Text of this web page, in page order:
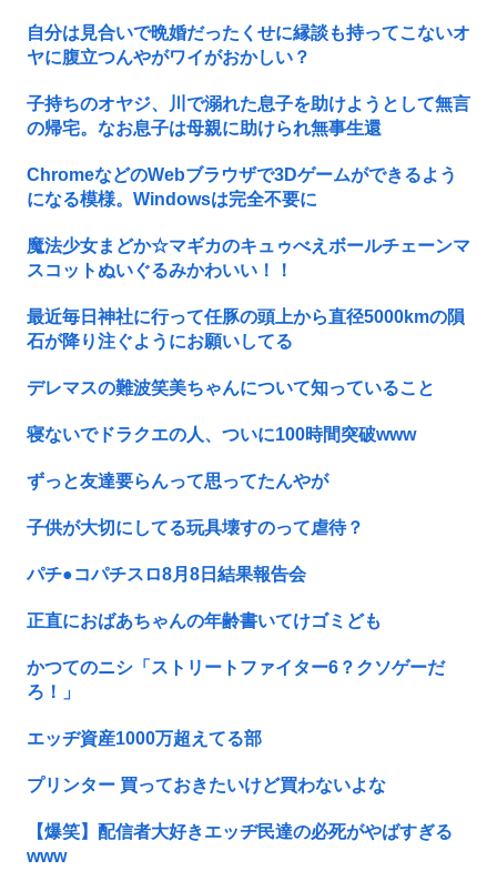
自分は見合いで晩婚だったくせに縁談も持ってこないオ
ヤに腹立つんやがワイがおかしい？
子持ちのオヤジ、川で溺れた息子を助けようとして無言
の帰宅。なお息子は母親に助けられ無事生還
ChromeなどのWebブラウザで3Dゲームができるよう
になる模様。Windowsは完全不要に
魔法少女まどか☆マギカのキュゥべえボールチェーンマ
スコットぬいぐるみかわいい！！
最近毎日神社に行って任豚の頭上から直径5000kmの隕
石が降り注ぐようにお願いしてる
デレマスの難波笑美ちゃんについて知っていること
寝ないでドラクエの人、ついに100時間突破www
ずっと友達要らんって思ってたんやが
子供が大切にしてる玩具壊すのって虐待？
パチ●コパチスロ8月8日結果報告会
正直におばあちゃんの年齢書いてけゴミども
かつてのニシ「ストリートファイター6？クソゲーだ
ろ！」
エッヂ資産1000万超えてる部
プリンター 買っておきたいけど買わないよな
【爆笑】配信者大好きエッヂ民達の必死がやばすぎる
www